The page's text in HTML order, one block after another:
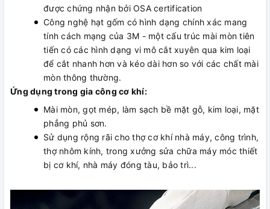
được chứng nhận bởi OSA certification
Công nghệ hạt gốm có hình dạng chính xác mang
tính cách mạng của 3M - một cấu trúc mài mòn tiên
tiến có các hình dạng vi mô cắt xuyên qua kim loại
để cắt nhanh hơn và kéo dài hơn so với các chất mài
mòn thông thường.
Ứng dụng trong gia công cơ khí:
Mài mòn, gọt mép, làm sạch bề mặt gỗ, kim loại, mặt
phẳng phủ sơn.
Sử dụng rộng rãi cho thợ cơ khí nhà máy, công trình,
thợ nhôm kính, trong xưởng sửa chữa máy móc thiết
bị cơ khí, nhà máy đóng tàu, bảo trì...